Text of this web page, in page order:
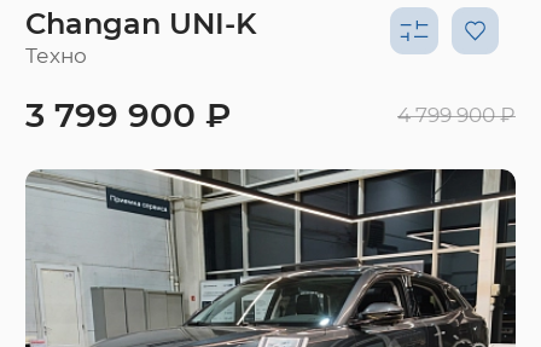
Changan UNI-K
Техно
3 799 900 ₽ 4 799 900 ₽